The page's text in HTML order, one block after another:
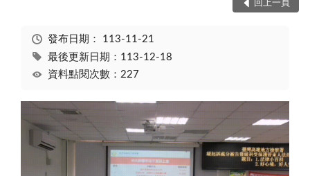
回上一頁
發布日期： 113-11-21
最後更新日期：113-12-18
資料點閱次數：227